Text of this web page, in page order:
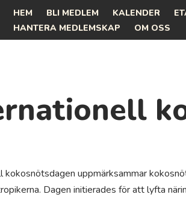
HEM BLI MEDLEM KALENDER
HANTERA MEDLEMSKAP
OM OSS
kokosnötsdagen uppmärksammar
Dagen initierades för att lyfta